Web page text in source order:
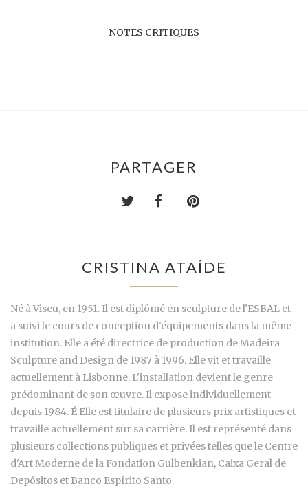
NOTES CRITIQUES
PARTAGER
CRISTINA ATAÍDE
Né à Viseu, en 1951. Il est diplômé en sculpture de l'ESBAL et
a suivi le cours de conception d'équipements dans la même
institution. Elle a été directrice de production de Madeira
Sculpture and Design de 1987 à 1996. Elle vit et travaille
actuellement à Lisbonne. L'installation devient le genre
prédominant de son œuvre. Il expose individuellement
depuis 1984. É Elle est titulaire de plusieurs prix artistiques et
travaille actuellement sur sa carrière. Il est représenté dans
plusieurs collections publiques et privées telles que le Centre
d'Art Moderne de la Fondation Gulbenkian, Caixa Geral de
Depósitos et Banco Espírito Santo.